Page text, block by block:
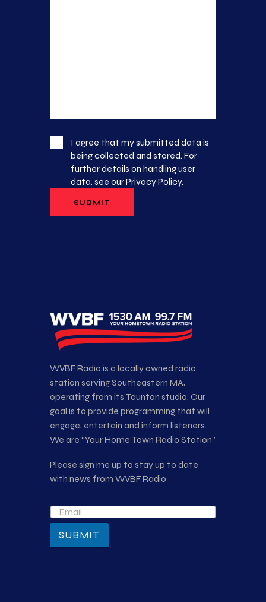
I agree that my submitted data is
being collected and stored. For
further details on handling user
data, see ourPrivacy Policy.
WVBF Radio is a locally owned radio
station serving Southeastern MA,
operating from its Taunton studio. Our
goal is to provide programming that will
engage, entertain and inform listeners.
We are “Your Home Town Radio Station”
Please sign me up to stay up to date
with news from WVBF Radio
SUBMIT